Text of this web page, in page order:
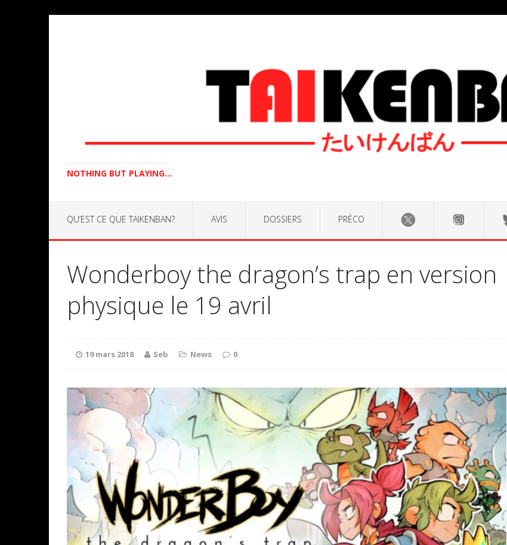
NOTHING BUT PLAYING...
QU’EST CE QUE TAIKENBAN? AVIS DOSSIERS PRÉCO
Wonderboy the dragon’s trap en version
physique le 19 avril
19 mars 2018 Seb News 0